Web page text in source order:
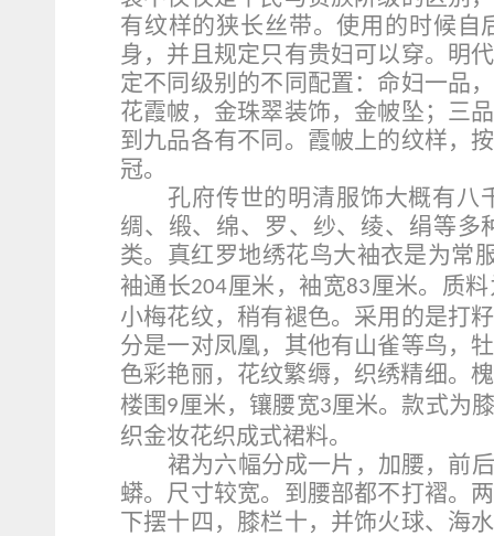
有纹样的狭长丝带。使用的时候
身，并且规定只有贵妇可以穿。明
定不同级别的不同配置：命妇一品
花霞帔，金珠翠装饰，金帔坠；三
到九品各有不同。霞帔上的纹样，
冠。
孔府传世的明清服饰大概有八
绸、缎、绵、罗、纱、绫、绢等
类。真红罗地绣花鸟大袖衣是为常
袖通长204厘米，袖宽83厘米。质
小梅花纹，稍有褪色。采用的是打
分是一对凤凰，其他有山雀等鸟，
色彩艳丽，花纹繁缛，织绣精细。
楼围9厘米，镶腰宽3厘米。款式为
织金妆花织成式裙料。
裙为六幅分成一片，加腰，前
蟒。尺寸较宽。到腰部都不打褶。
下摆十四，膝栏十，并饰火球、海